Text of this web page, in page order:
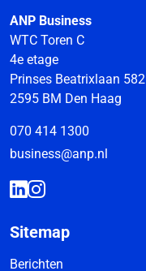
ANP Business
WTC Toren C
4e etage
Prinses Beatrixlaan 582
2595 BM Den Haag
070 414 1300
business@anp.nl
Sitemap
Berichten